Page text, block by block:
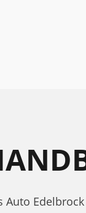
Edelbrock